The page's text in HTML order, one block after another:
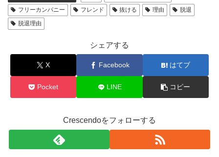
フリーカンパニー
フレンド 抜ける 理由
脱退
脱退理由
シェアする
X Facebook はてブ
Pocket LINE コピー
Crescendoをフォローする